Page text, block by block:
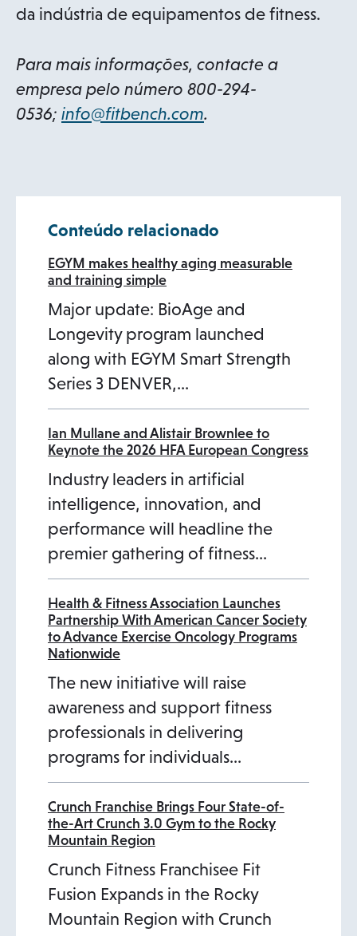
a
da indústria de equipamentos de fitness.
Para mais informações, contacte a
empresa pelo número 800-294-
0536; info@fitbench.como
i
n
n
e
w
a
b
.
Conteúdo relacionado
EGYM makes healthy aging measurable
and training simple
Major update: BioAge and
Longevity program launched
along with EGYM Smart Strength
Series 3 DENVER,…
Ian Mullane and Alistair Brownlee to
Keynote the 2026 HFA European Congress
Industry leaders in artificial
intelligence, innovation, and
performance will headline the
premier gathering of fitness…
Health & Fitness Association Launches
Partnership With American Cancer Society
to Advance Exercise Oncology Programs
Nationwide
The new initiative will raise
awareness and support fitness
professionals in delivering
programs for individuals…
Crunch Franchise Brings Four State-of-
the-Art Crunch 3.0 Gym to the Rocky
Mountain Region
Crunch Fitness Franchisee Fit
Fusion Expands in the Rocky
Mountain Region with Crunch